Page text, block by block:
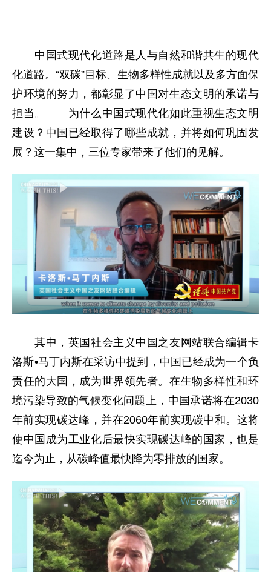
中国式现代化道路是人与自然和谐共生的现代
化道路。“双碳”目标、生物多样性成就以及多方面保
护环境的努力，都彰显了中国对生态文明的承诺与
担当。 为什么中国式现代化如此重视生态文明
建设？中国已经取得了哪些成就，并将如何巩固发
展？这一集中，三位专家带来了他们的见解。
其中，英国社会主义中国之友网站联合编辑卡
洛斯•马丁内斯在采访中提到，中国已经成为一个负
责任的大国，成为世界领先者。在生物多样性和环
境污染导致的气候变化问题上，中国承诺将在2030
年前实现碳达峰，并在2060年前实现碳中和。这将
使中国成为工业化后最快实现碳达峰的国家，也是
迄今为止，从碳峰值最快降为零排放的国家。